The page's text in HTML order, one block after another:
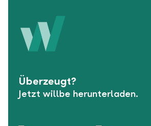
Überzeugt?
Jetzt willbe herunterladen.